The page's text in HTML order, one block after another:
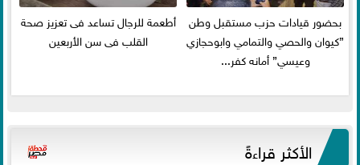
بحضور قيادات حزب مستقبل وطن
”كيوان والحصي والتمامي وابوحجازي
وعيسي” أمانه كفر...
أطعمة للرجال تساعد فى تعزيز صحة
القلب فى سن الأربعين
الأكثر قراءةً